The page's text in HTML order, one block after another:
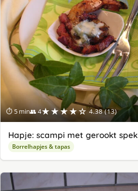
⏱ 5 min👥 4★★★★☆ 4.38 (13)
Hapje: scampi met gerookt spek
Borrelhapjes & tapas